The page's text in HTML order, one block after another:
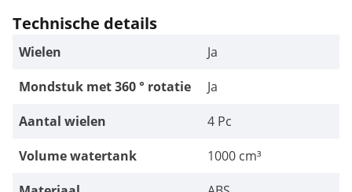
Technische details
Wielen
Ja
Mondstuk met 360 ° rotatie
Ja
Aantal wielen
4 Pc
Volume watertank
1000 cm³